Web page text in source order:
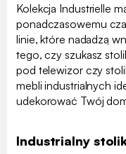
Kolekcja Industrielle
ponadczasowemu
linie, które nadadzą
tego, czy szukasz
pod telewizor czy
mebli industrialnych
udekorować Twój
Industrialny